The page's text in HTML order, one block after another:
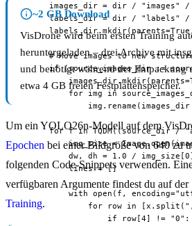
images_dir = dir / "images" /
labels_dir = dir / "labels" /
# Move images to new
if (source_images_dir :=
for img in
img.rename(images_dir
for f in TQDM((source_dir /
img_size =
dw, dh = 1.0 /
          lines = []
with open(f,
for row in
if row[4] !=
~2 GB Download
VisDrone wird beim ersten Training
heruntergeladen – drei Archive mit
und benötigt während der Entpackung
etwa 4 GB freien Festplattenspeicher.
Um ein YOLO26n-Modell auf dem
Epochen bei einer Bildgröße von 640 zu
folgenden Code-Snippets verwenden.
verfügbaren Argumente findest du auf
Training.